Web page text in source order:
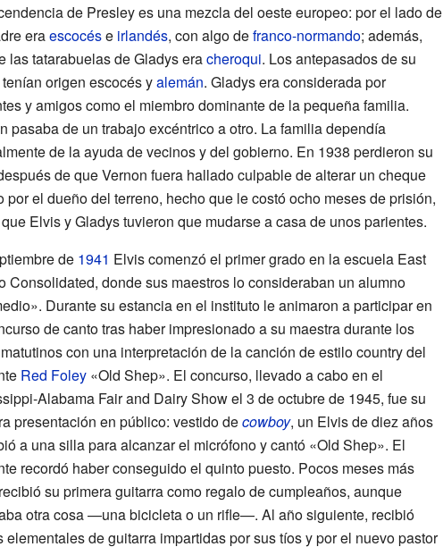
de Presley es una mezcla del oeste europeo: por el lado de
eraescocése irlandés, con algo defranco-normando; además,
las tatarabuelas de Gladys eracheroqui. Los antepasados de su
origen escocés yalemán. Gladys era considerada por
y amigos como el miembro dominante de la pequeña familia.
pasaba de un trabajo excéntrico a otro. La familia dependía
de la ayuda de vecinos y del gobierno. En 1938 perdieron su
de que Vernon fuera hallado culpable de alterar un cheque
por el dueño del terreno, hecho que le costó ocho meses de prisión,
Elvis y Gladys tuvieron que mudarse a casa de unos parientes.
de 1941 Elvis comenzó el primer grado en la escuela East
Consolidated, donde sus maestros lo consideraban un alumno
Durante su estancia en el instituto le animaron a participar en
de canto tras haber impresionado a su maestra durante los
con una interpretación de la canción de estilo country del
Red Foley«Old Shep». El concurso, llevado a cabo en el
Alabama Fair and Dairy Show el 3 de octubre de 1945, fue su
presentación en público: vestido decowboy, un Elvis de diez años
a una silla para alcanzar el micrófono y cantó «Old Shep». El
recordó haber conseguido el quinto puesto. Pocos meses más
su primera guitarra como regalo de cumpleaños, aunque
otra cosa —una bicicleta o un rifle—. Al año siguiente, recibió
elementales de guitarra impartidas por sus tíos y por el nuevo pastor